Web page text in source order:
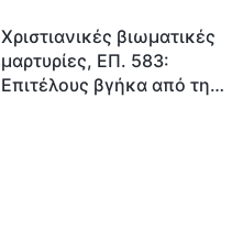
Χριστιανικές βιωματικές
μαρτυρίες, ΕΠ. 583:
Επιτέλους βγήκα από τη